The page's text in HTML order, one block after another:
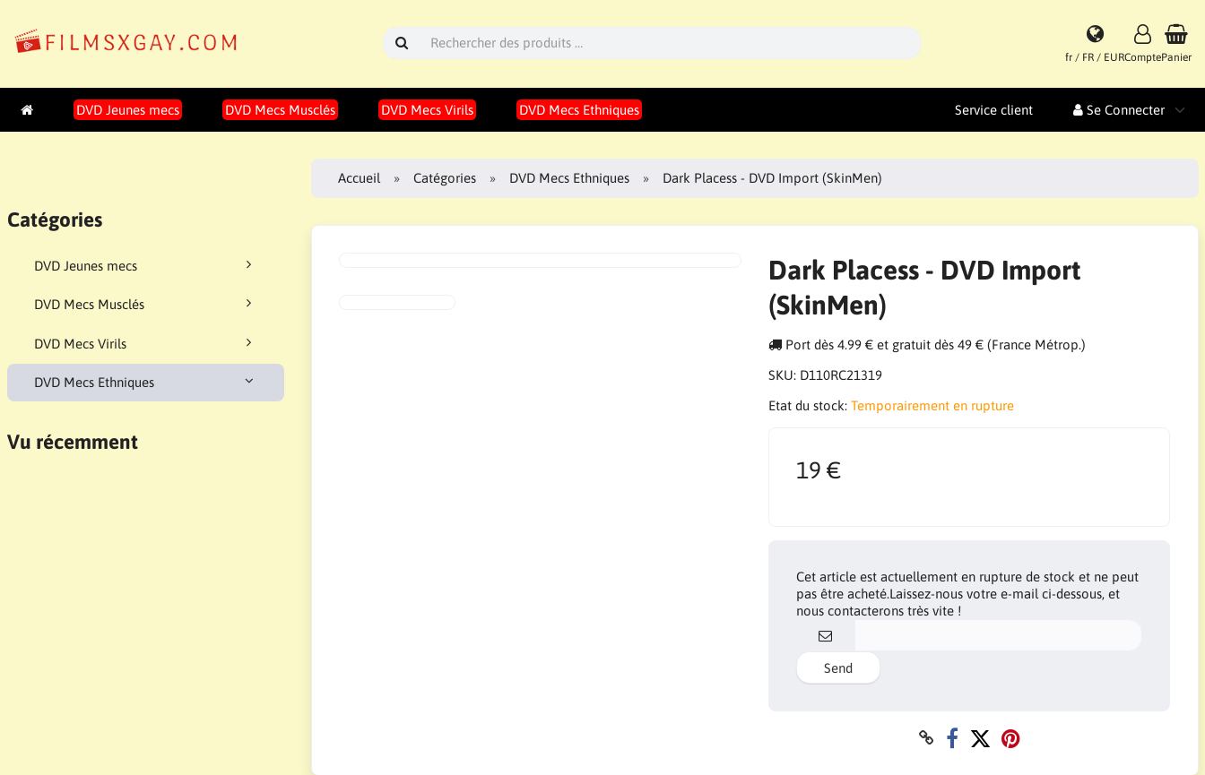
fr / FR / EURComptePanier
DVD Jeunes mecs DVD Mecs Musclés DVD Mecs Virils DVD Mecs Ethniques Service client Se Connecter
Catégories
DVD Jeunes mecs
DVD Mecs Musclés
DVD Mecs Virils
DVD Mecs Ethniques
Vu récemment
Accueil Catégories DVD Mecs Ethniques Dark Placess - DVD Import (SkinMen)
Dark Placess - DVD Import
(SkinMen)
Port dès 4.99 € et gratuit dès 49 € (France Métrop.)
SKU: D110RC21319
Etat du stock: Temporairement en rupture
19 €
Cet article est actuellement en rupture de stock et ne peut
pas être acheté.Laissez-nous votre e-mail ci-dessous, et
nous contacterons très vite !
Send